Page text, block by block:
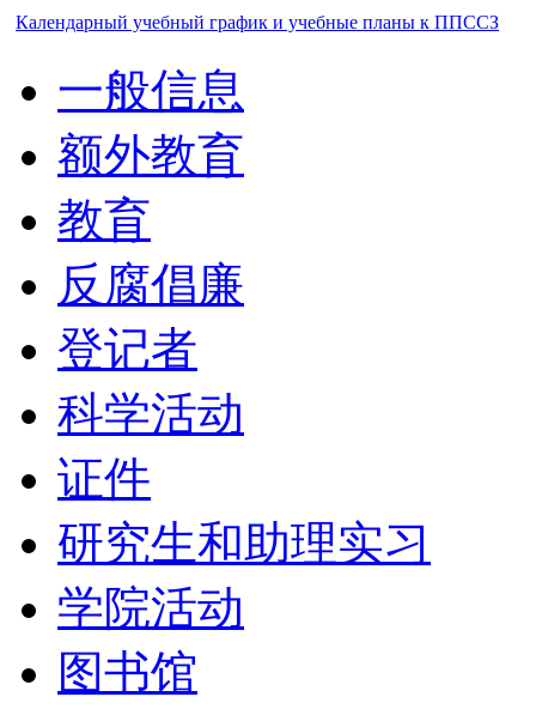
Календарный учебный график и учебные планы к ППССЗ
一般信息
额外教育
教育
反腐倡廉
登记者
科学活动
证件
研究生和助理实习
学院活动
图书馆